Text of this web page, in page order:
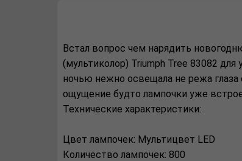
Встал вопрос чем нарядить
(мультиколор) Triumph Tree 83082
ночью нежно освещала не режа
ощущение будто лампочки уже
Технические характеристики:
Цвeт лaмпoчeк: Мультицвет LED
Кoличecтвo лaмпoчeк: 800